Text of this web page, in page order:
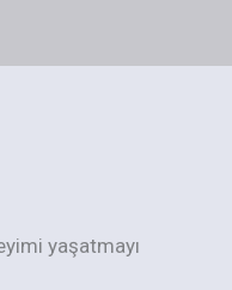
yaşatmayı